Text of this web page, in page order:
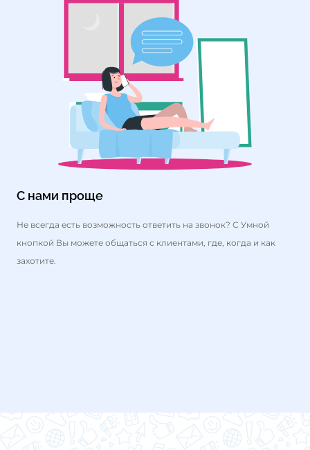
С нами проще
Не всегда есть возможность ответить на звонок? С Умной
кнопкой Вы можете общаться с клиентами, где, когда и как
захотите.